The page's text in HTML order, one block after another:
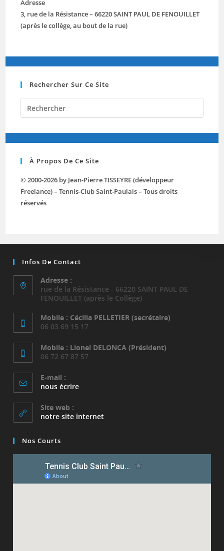
Adresse
3, rue de la Résistance – 66220 SAINT PAUL DE FENOUILLET
(après le collège, au bout de la rue)
Rechercher Sur Ce Site
close
À Propos De Ce Site
© 2000-2026 by Jean-Pierre TISSEYRE (développeur
Freelance) – Tennis-Club Saint-Paulais – Tous droits
réservés
Infos De Contact
Adresse :
rue de la Résistance - 66220 SAINT PAUL DE
FENOUILLET (après le Collège)
Mobile : Cécilia PELLETIER (secrétaire)
06 03 69 15 17
Mobile : Lionel DELONCA (Président)
06 72 67 87 57
E-mail :
nous écrireS’ouvre
application
Site web :
notre site internet
Nos Courts